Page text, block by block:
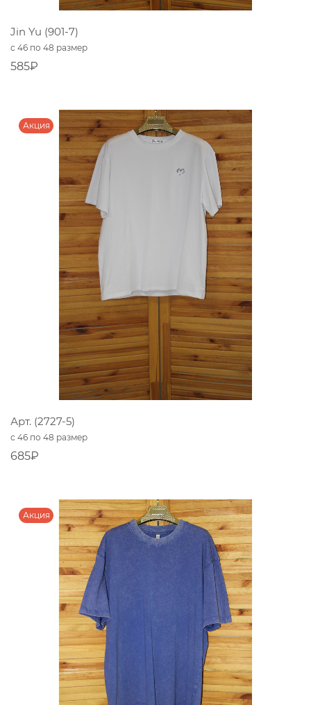
Jin Yu (901-7)
с 46 по 48 размер
585₽
Арт. (2727-5)
с 46 по 48 размер
685₽